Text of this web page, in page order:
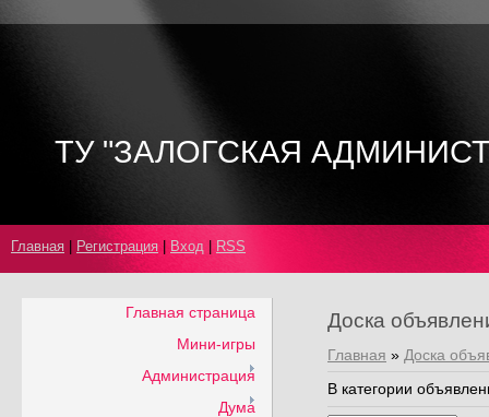
ТУ "ЗАЛОГСКАЯ
Главная Регистрация Вход RSS
Главная страница
Мини-игры
Администрация
Дума
Доска
Главная » Доска
В категории